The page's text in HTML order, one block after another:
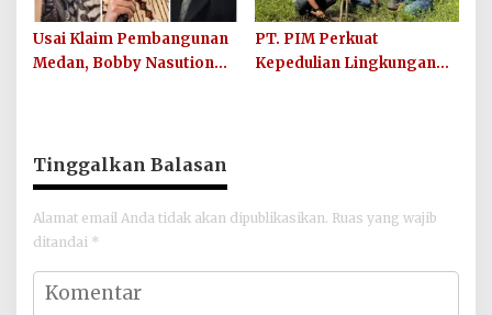
Usai Klaim Pembangunan
Medan, Bobby Nasution
PT. PIM Perkuat
Kepedulian Lingkungan
Tinggalkan Balasan
Alamat email Anda tidak akan dipublikasikan. Ruas yang wajib
ditandai *